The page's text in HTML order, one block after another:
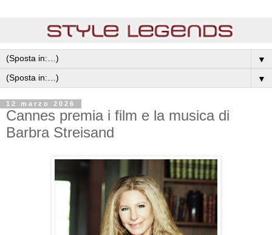
▼
▼
12 marzo 2026
Cannes premia i film e la musica di
Barbra Streisand